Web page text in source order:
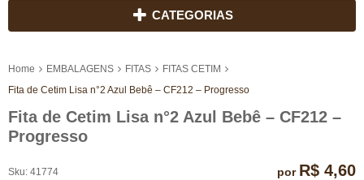
CATEGORIAS
Home EMBALAGENS FITAS
FITAS CETIM
Fita de Cetim Lisa n°2 Azul Bebê – CF212 – Progresso
Fita de Cetim Lisa n°2 Azul Bebê – CF212 –
Progresso
Sku: 41774
por R$ 4,60